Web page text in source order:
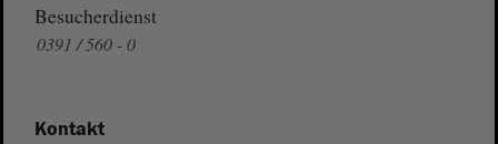
Besucherdienst
0391 / 560 - 0
Kontakt